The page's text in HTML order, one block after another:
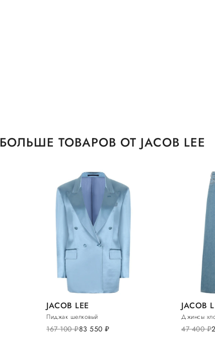
БОЛЬШЕ ТОВАРОВ ОТ JACOB LEE
JACOB LEE
Пиджак шелковый
167 100руб.83 550 руб.
JACOB
Джинсы
47 400руб.